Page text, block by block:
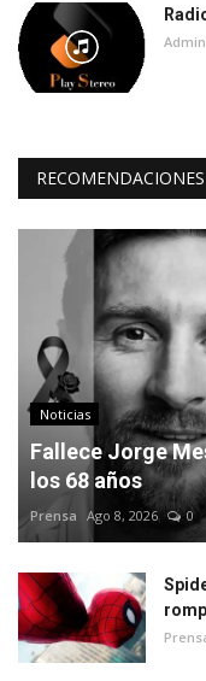
Admin
RECOMENDACIONES
Noticias
Fallece Jorge
los 68 años
Prensa Ago 8, 2026 0